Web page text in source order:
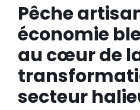
Pêche
économie
au cœur de
secteur